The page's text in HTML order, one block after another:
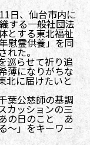
日、仙台市内に
する一般社団法
とする東北福祉
慰霊供養」を同
れた。
巡らせて祈り追
薄になりがちな
北に届けたいと
葉公慈師の基調
カッションの三
の日のこと あ
」をキーワー